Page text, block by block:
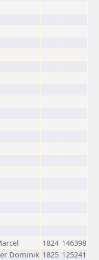
1824 146398
Dominik 1825 125241